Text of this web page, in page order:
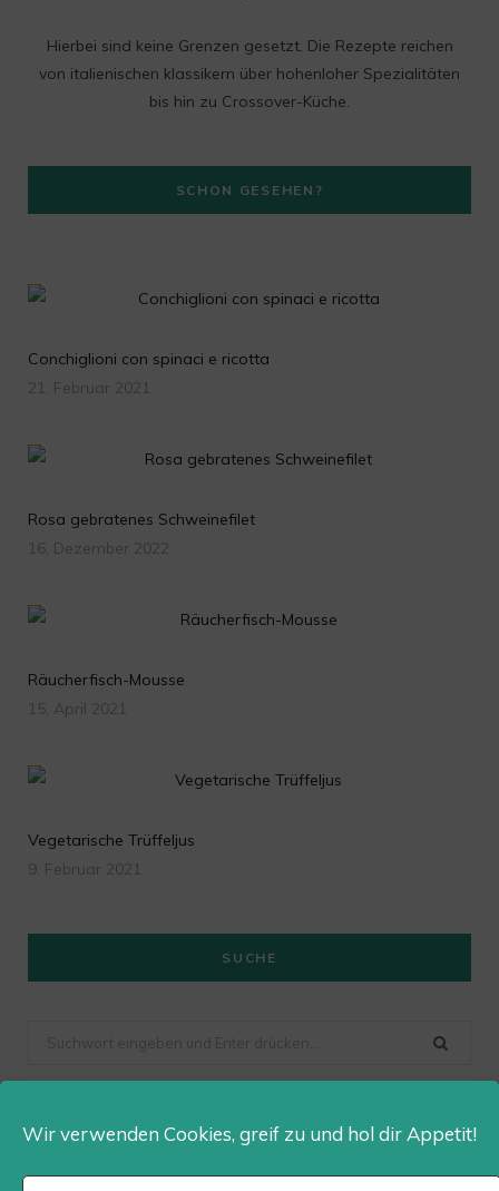
Wir verwenden Cookies, greif zu und hol dir Appetit!
g
r
m
Hierbei sind keine Grenzen gesetzt. Die Rezepte reichen
von italienischen klassikern über hohenloher Spezialitäten
bis hin zu Crossover-Küche.
SCHON GESEHEN?
Conchiglioni con spinaci e ricotta
21. Februar 2021
Rosa gebratenes Schweinefilet
16. Dezember 2022
Räucherfisch-Mousse
15. April 2021
Vegetarische Trüffeljus
9. Februar 2021
SUCHE
Dailygusto auf Instagram